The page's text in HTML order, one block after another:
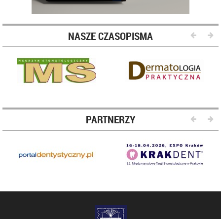
NASZE CZASOPISMA
PARTNERZY